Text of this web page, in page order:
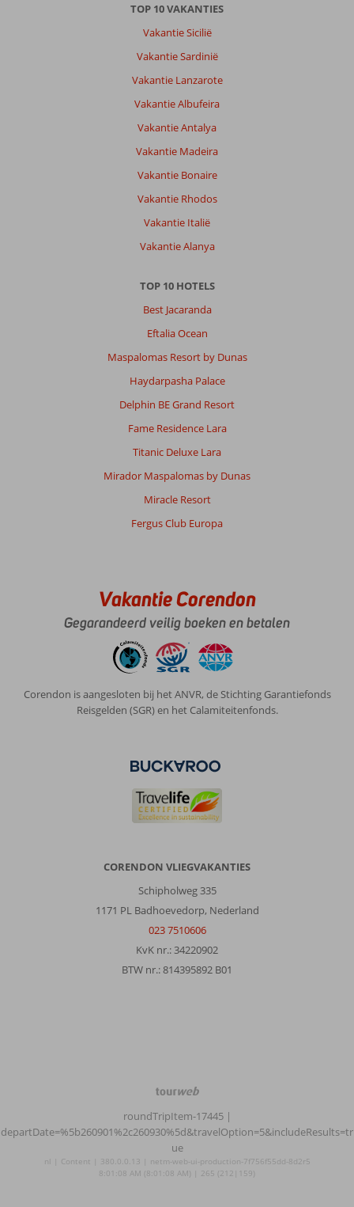
TOP 10 VAKANTIES
Vakantie Sicilië
Vakantie Sardinië
Vakantie Lanzarote
Vakantie Albufeira
Vakantie Antalya
Vakantie Madeira
Vakantie Bonaire
Vakantie Rhodos
Vakantie Italië
Vakantie Alanya
TOP 10 HOTELS
Best Jacaranda
Eftalia Ocean
Maspalomas Resort by Dunas
Haydarpasha Palace
Delphin BE Grand Resort
Fame Residence Lara
Titanic Deluxe Lara
Mirador Maspalomas by Dunas
Miracle Resort
Fergus Club Europa
Vakantie Corendon
Gegarandeerd veilig boeken en betalen
Corendon is aangesloten bij het ANVR, de Stichting Garantiefonds
Reisgelden (SGR) en het Calamiteitenfonds.
CORENDON VLIEGVAKANTIES
Schipholweg 335
1171 PL Badhoevedorp, Nederland
023 7510606
KvK nr.: 34220902
BTW nr.: 814395892 B01
TourWeb
NetMatch
roundTripItem-17445 |
departDate=%5b260901%2c260930%5d&travelOption=5&includeResults=tr
ue
nl | Content | 380.0.0.13 | netm-web-ui-production-7f756f55dd-8d2r5
8:01:08 AM (8:01:08 AM) | 265 (212|159)